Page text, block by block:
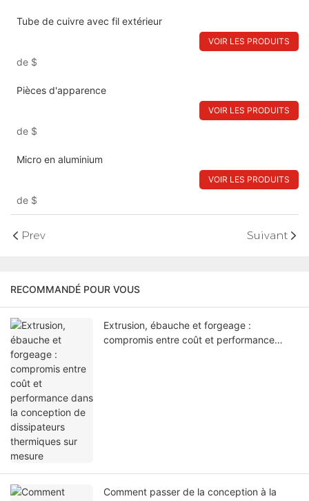
Tube de cuivre avec fil extérieur
de $
VOIR LES PRODUITS
Pièces d'apparence
de $
VOIR LES PRODUITS
Micro en aluminium
de $
VOIR LES PRODUITS
Prev Suivant
RECOMMANDÉ POUR VOUS
Extrusion, ébauche et forgeage :
compromis entre coût et performance
Comment passer de la conception à la